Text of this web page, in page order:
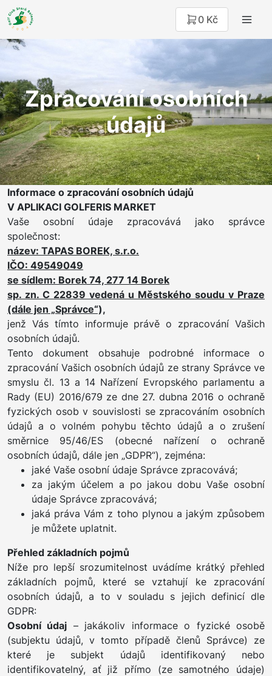
0 Kč
Zpracování osobních
údajů
Informace o zpracování osobních údajů
V APLIKACI GOLFERIS MARKET
Vaše osobní údaje zpracovává jako správce
společnost:
název: TAPAS BOREK, s.r.o.
IČO: 49549049
se sídlem: Borek 74, 277 14 Borek
sp. zn. C 22839 vedená u Městského soudu v Praze
(dále jen „Správce“),
jenž Vás tímto informuje právě o zpracování Vašich
osobních údajů.
Tento dokument obsahuje podrobné informace o
zpracování Vašich osobních údajů ze strany Správce ve
smyslu čl. 13 a 14 Nařízení Evropského parlamentu a
Rady (EU) 2016/679 ze dne 27. dubna 2016 o ochraně
fyzických osob v souvislosti se zpracováním osobních
údajů a o volném pohybu těchto údajů a o zrušení
směrnice 95/46/ES (obecné nařízení o ochraně
osobních údajů, dále jen „GDPR“), zejména:
jaké Vaše osobní údaje Správce zpracovává;
za jakým účelem a po jakou dobu Vaše osobní
údaje Správce zpracovává;
jaká práva Vám z toho plynou a jakým způsobem
je můžete uplatnit.
Přehled základních pojmů
Níže pro lepší srozumitelnost uvádíme krátký přehled
základních pojmů, které se vztahují ke zpracování
osobních údajů, a to v souladu s jejich definicí dle
GDPR:
Osobní údaj – jakákoliv informace o fyzické osobě
(subjektu údajů, v tomto případě členů Správce) ze
které je subjekt údajů identifikovaný nebo
identifikovatelný, ať již přímo (ze samotného údaje)